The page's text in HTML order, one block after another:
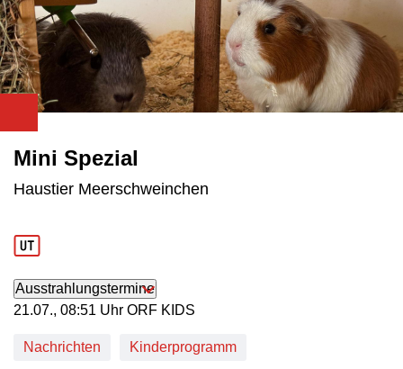
Mini Spezial
Haustier Meerschweinchen
Ausstrahlungstermine
21. Juli, 08:51 Uhr in ORF KIDS
21.07., 08:51 Uhr ORF KIDS
Nachrichten Kinderprogramm